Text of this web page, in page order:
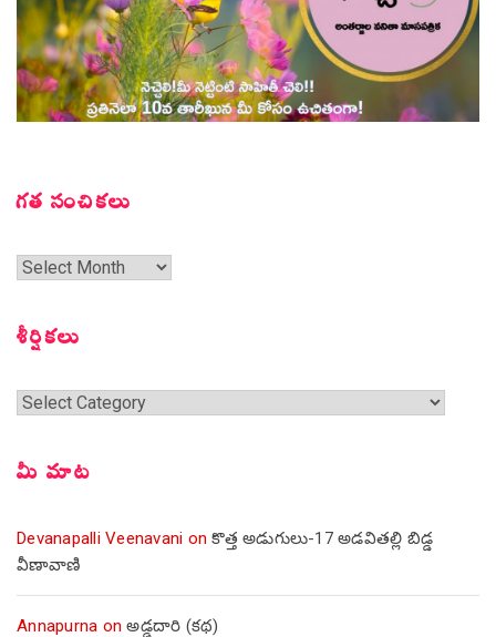
గత సంచికలు
గత
శీర్షికలు
శీర్షికలు
మీ మాట
Devanapalli Veenavani onకొత్త అడుగులు-17 అడవితల్లి బిడ్డ
వీణావాణి
Annapurna onఅడ్డదారి (కథ)